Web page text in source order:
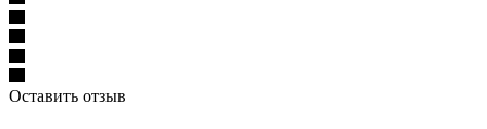
Оставить отзыв